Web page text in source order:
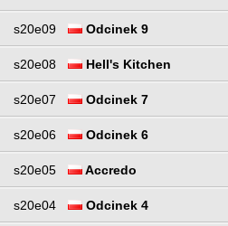
s20e09 Odcinek 9
s20e08 Hell's Kitchen
s20e07 Odcinek 7
s20e06 Odcinek 6
s20e05 Accredo
s20e04 Odcinek 4